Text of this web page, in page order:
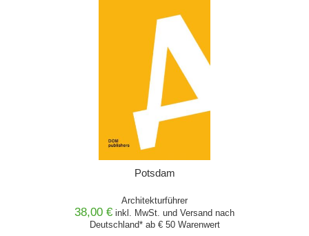
Potsdam
Architekturführer
38,00 € inkl. MwSt. und Versand nach
Deutschland* ab € 50 Warenwert